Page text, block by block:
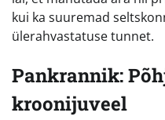
kui ka suuremad
ülerahvastatuse tunnet.
Pankrannik:
kroonijuveel